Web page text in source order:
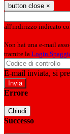
button close ×
all'indirizzo indicato
Non hai una e-mail
tramite la Login
E-mail inviata, si
Errore
Chiudi
Successo